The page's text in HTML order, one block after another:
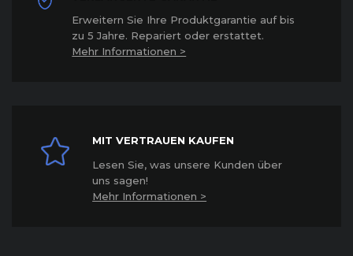
Erweitern Sie Ihre Produktgarantie auf bis
zu 5 Jahre. Repariert oder erstattet.
Mehr Informationen >
MIT VERTRAUEN KAUFEN
Lesen Sie, was unsere Kunden über
uns sagen!
Mehr Informationen >